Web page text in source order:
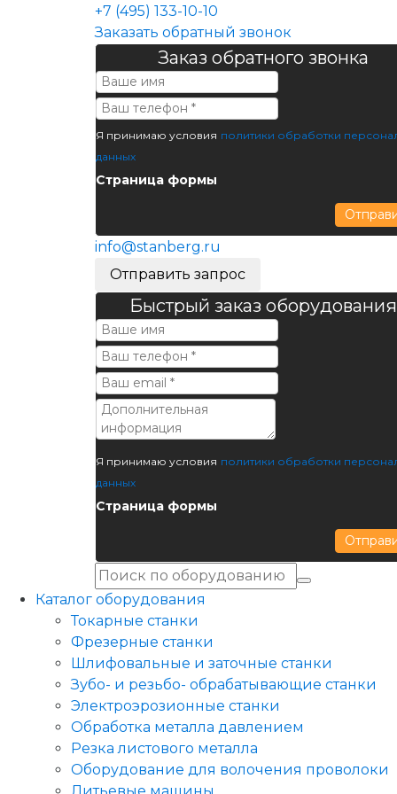
+7 (495) 133-10-10
Заказать обратный звонок
Заказ обратного звонка
Я принимаю условия политики обработки
данных
Страница формы
info@stanberg.ru
Отправить запрос
Быстрый заказ оборудования
Я принимаю условия политики обработки
данных
Страница формы
Каталог оборудования
Токарные станки
Фрезерные станки
Шлифовальные и заточные станки
Зубо- и резьбо- обрабатывающие станки
Электроэрозионные станки
Обработка металла давлением
Резка листового металла
Оборудование для волочения проволоки